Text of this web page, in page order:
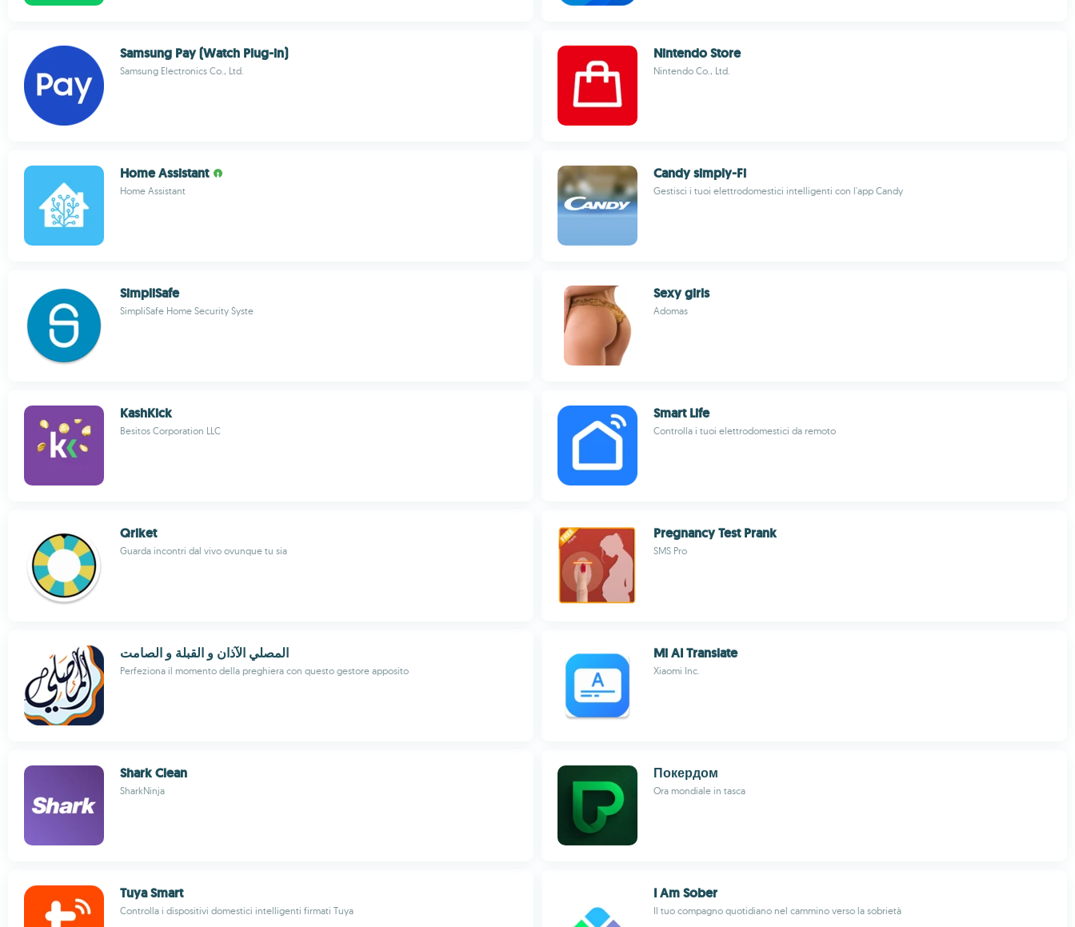
Samsung Pay (Watch Plug-in)
Samsung Electronics Co., Ltd.
Nintendo Store
Nintendo Co., Ltd.
Home Assistant
Home Assistant
Candy simply-Fi
Gestisci i tuoi elettrodomestici intelligenti con l'app Candy
SimpliSafe
SimpliSafe Home Security Syste
Sexy girls
Adomas
KashKick
Besitos Corporation LLC
Smart Life
Controlla i tuoi elettrodomestici da remoto
Qriket
Guarda incontri dal vivo ovunque tu sia
Pregnancy Test Prank
SMS Pro
المصلي الآذان و القبلة و الصامت
Perfeziona il momento della preghiera con questo gestore apposito
Mi AI Translate
Xiaomi Inc.
Shark Clean
SharkNinja
Покердом
Ora mondiale in tasca
Tuya Smart
Controlla i dispositivi domestici intelligenti firmati Tuya
I Am Sober
Il tuo compagno quotidiano nel cammino verso la sobrietà